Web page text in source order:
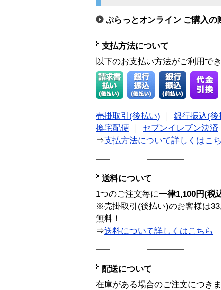
ぷらっとオンライン ご購入の
支払方法について
以下のお支払い方法がご利用で
売掛取引(後払い)
銀行振込(後
換宅配便
セブンイレブン決済
⇒支払方法について詳しくはこ
送料について
1つのご注文毎に一律1,100円(税
※売掛取引(後払い)のお客様は
無料！
⇒送料について詳しくはこちら
配送について
在庫がある場合のご注文につき